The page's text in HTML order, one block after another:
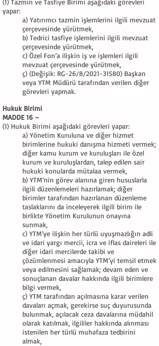
(1) Tazmin ve Tasfiye Birimi aşağıdaki görevleri
yapar:
a) Yatırımcı tazmin işlemlerini ilgili mevzuat
çerçevesinde yürütmek,
b) Tedrici tasfiye işlemlerini ilgili mevzuat
çerçevesinde yürütmek,
c) Özel Fon’a ilişkin iş ve işlemleri ilgili
mevzuat çerçevesinde yürütmek,
ç) (Değişik: RG-26/8/2021-31580) Başkan
veya YTM Müdürü tarafından verilen diğer
görevleri yapmak.
Hukuk Birimi
MADDE 16 –
(1) Hukuk Birimi aşağıdaki görevleri yapar:
a) Yönetim Kuruluna ve diğer hizmet
birimlerine hukuki danışma hizmeti vermek;
diğer kamu kurum ve kuruluşları ile özel
kurum ve kuruluşlardan, talep edilen sair
hukuki konularda mütalaa vermek,
b) YTM’nin görev alanına giren hususlarla
ilgili düzenlemeleri hazırlamak; diğer
birimler tarafından hazırlanan düzenleme
taslaklarını da inceleyerek ilgili birim ile
birlikte Yönetim Kurulunun onayına
sunmak,
c) YTM’ye ilişkin her türlü uyuşmazlığın adli
ve idari yargı mercii, icra ve iflas daireleri ile
diğer idari mercilerde takibi ve
çözümlenmesi amacıyla YTM’yi temsil etmek
veya edilmesini sağlamak; devam eden ve
sonuçlanan davalar hakkında ilgili birimlere
bilgi vermek,
ç) YTM tarafından açılmasına karar verilen
davaları açmak, gerekirse suç duyurusunda
bulunmak, açılacak ceza davalarına müdahil
olarak katılmak, ilgililer hakkında alınması
istenilen her türlü muhafaza tedbirini
almak,